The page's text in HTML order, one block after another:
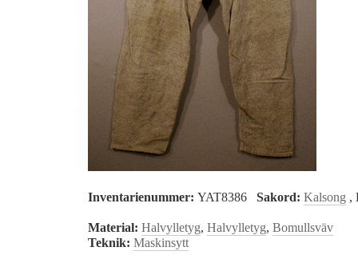
Inventarienummer: YAT8386 Sakord: Kalsong ,
Material: Halvylletyg, Halvylletyg, Bomullsväv
Teknik: Maskinsytt